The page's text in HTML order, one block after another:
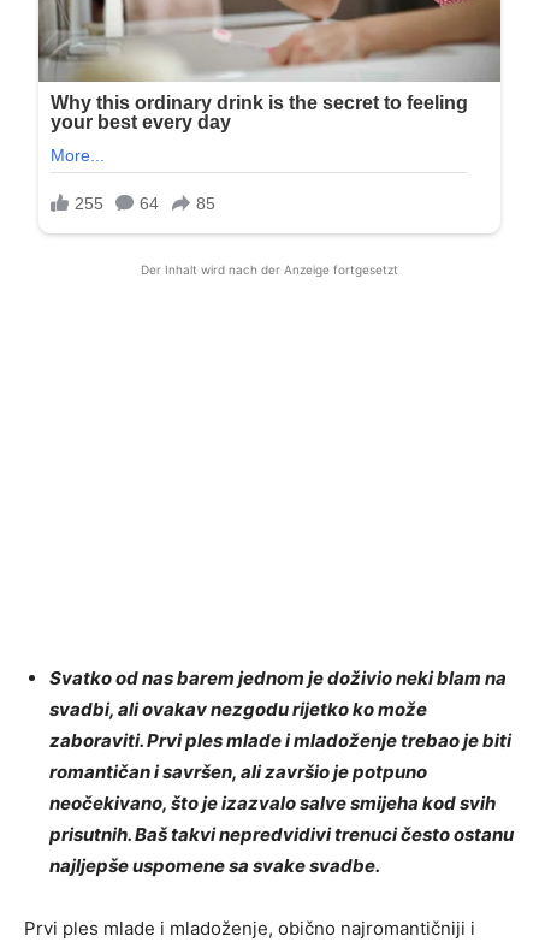
Der Inhalt wird nach der Anzeige fortgesetzt
Svatko od nas barem jednom je doživio neki blam na
svadbi, ali ovakav nezgodu rijetko ko može
zaboraviti. Prvi ples mlade i mladoženje trebao je biti
romantičan i savršen, ali završio je potpuno
neočekivano, što je izazvalo salve smijeha kod svih
prisutnih. Baš takvi nepredvidivi trenuci često ostanu
najljepše uspomene sa svake svadbe.
Prvi ples mlade i mladoženje, obično najromantičniji i